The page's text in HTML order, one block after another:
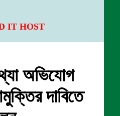
IT HOST
অভিযোগ
দাবিতে